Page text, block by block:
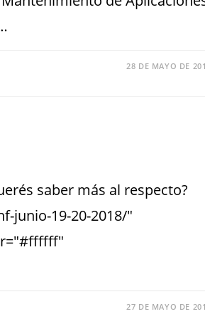
28 DE MAYO DE
saber más al respecto?
junio-19-20-2018/"
27 DE MAYO DE